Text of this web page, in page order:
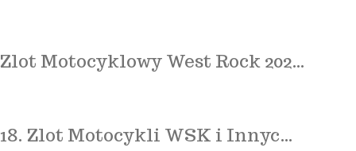
Zlot Motocyklowy West Rock 202…
18. Zlot Motocykli WSK i Innyc…